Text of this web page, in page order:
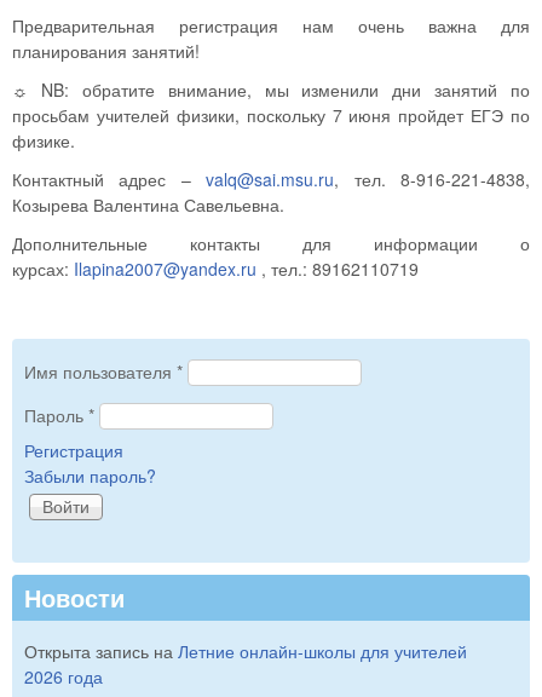
Предварительная регистрация нам очень важна для
планирования занятий!
☼ NB: обратите внимание, мы изменили дни занятий по
просьбам учителей физики, поскольку 7 июня пройдет ЕГЭ по
физике.
Контактный адрес –valq@sai.msu.ru, тел. 8-916-221-4838,
Козырева Валентина Савельевна.
Дополнительные контакты для информации о
курсах: Ilapina2007@yandex.ru , тел.: 89162110719
Имя пользователя *
Пароль *
Регистрация
Забыли пароль?
Новости
Открыта запись на Летние онлайн-школы для учителей
2026 года